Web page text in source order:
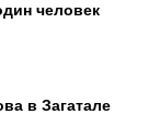
человек
в Загатале